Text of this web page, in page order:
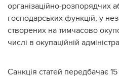
організаційно-розпорядчих
господарських функцій, у
створених на тимчасово
числі в окупаційній
Санкція статей передбачає